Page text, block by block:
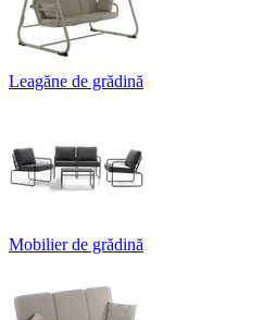
Leagăne de grădină
Mobilier de grădină